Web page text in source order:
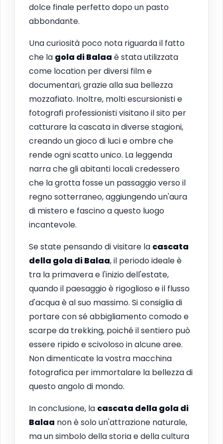
dolce finale perfetto dopo un pasto
abbondante.
Una curiosità poco nota riguarda il fatto
che la gola di Balaa è stata utilizzata
come location per diversi film e
documentari, grazie alla sua bellezza
mozzafiato. Inoltre, molti escursionisti e
fotografi professionisti visitano il sito per
catturare la cascata in diverse stagioni,
creando un gioco di luci e ombre che
rende ogni scatto unico. La leggenda
narra che gli abitanti locali credessero
che la grotta fosse un passaggio verso il
regno sotterraneo, aggiungendo un'aura
di mistero e fascino a questo luogo
incantevole.
Se state pensando di visitare la cascata
della gola di Balaa, il periodo ideale è
tra la primavera e l'inizio dell'estate,
quando il paesaggio è rigoglioso e il flusso
d'acqua è al suo massimo. Si consiglia di
portare con sé abbigliamento comodo e
scarpe da trekking, poiché il sentiero può
essere ripido e scivoloso in alcune aree.
Non dimenticate la vostra macchina
fotografica per immortalare la bellezza di
questo angolo di mondo.
In conclusione, la cascata della gola di
Balaa non è solo un'attrazione naturale,
ma un simbolo della storia e della cultura